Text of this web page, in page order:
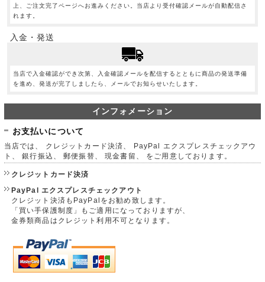
上、ご注文完了ページへお進みください。当店より受付確認メールが自動配信さ
れます。
入金・発送
当店で入金確認ができ次第、入金確認メールを配信するとともに商品の発送準備
を進め、発送が完了しましたら、メールでお知らせいたします。
インフォメーション
お支払いについて
当店では、 クレジットカード決済、 PayPal エクスプレスチェックアウ
ト、 銀行振込、 郵便振替、 現金書留、 をご用意しております。
クレジットカード決済
PayPal エクスプレスチェックアウト
クレジット決済もPayPalをお勧め致します。
「買い手保護制度」もご適用になっておりますが、
金券類商品はクレジット利用不可となります。